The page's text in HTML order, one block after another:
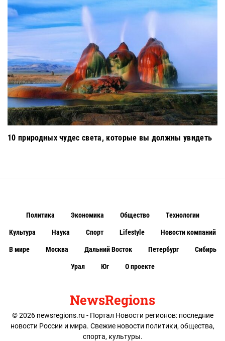
10 природных чудес света, которые вы должны увидеть
NewsRegions
© 2026 newsregions.ru - Портал Новости регионов: последние
новости России и мира. Свежие новости политики, общества,
спорта, культуры.
Политика Экономика Общество Технологии
Культура Наука Спорт Lifestyle Новости компаний
В мире Москва Дальний Восток Петербург Сибирь
Урал Юг О проекте